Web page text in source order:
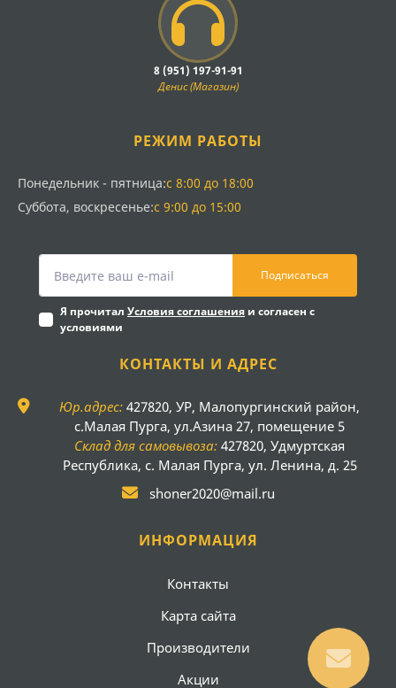
8 (951) 197-91-91
Денис (Магазин)
РЕЖИМ РАБОТЫ
Понедельник - пятница:с 8:00 до 18:00
Суббота, воскресенье:с 9:00 до 15:00
Подписаться
Я прочитал Условия соглашения и согласен с
условиями
КОНТАКТЫ И АДРЕС
Юр.адрес: 427820, УР, Малопургинский район,
с.Малая Пурга, ул.Азина 27, помещение 5
Склад для самовывоза: 427820, Удмуртская
Республика, с. Малая Пурга, ул. Ленина, д. 25
shoner2020@mail.ru
ИНФОРМАЦИЯ
Контакты
Карта сайта
Производители
Акции